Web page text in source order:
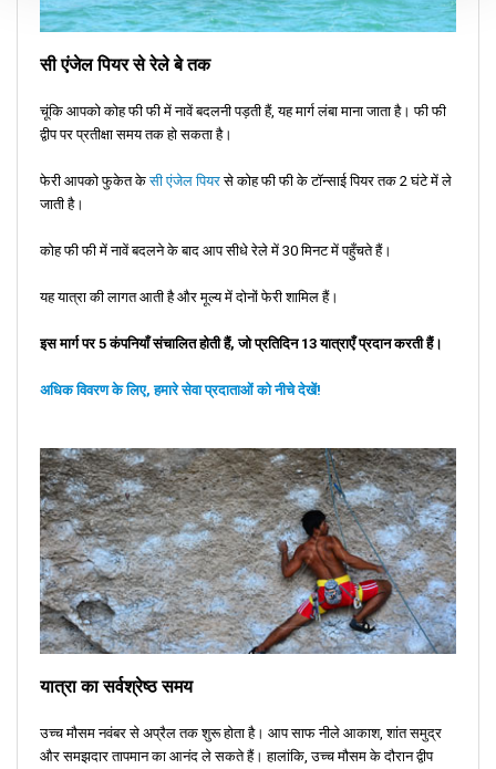
सी एंजेल पियर से रेले बे तक
चूंकि आपको कोह फी फी में नावें बदलनी पड़ती हैं, यह मार्ग लंबा माना जाता है। फी फी
द्वीप पर प्रतीक्षा समय तक हो सकता है।
फेरी आपको फुकेत केसी एंजेल पियरसे कोह फी फी के टॉन्साई पियर तक 2 घंटे में ले
जाती है।
कोह फी फी में नावें बदलने के बाद आप सीधे रेले में 30 मिनट में पहुँचते हैं।
यह यात्रा की लागत आती है और मूल्य में दोनों फेरी शामिल हैं।
इस मार्ग पर 5 कंपनियाँ संचालित होती हैं, जो प्रतिदिन 13 यात्राएँ प्रदान करती हैं।
अधिक विवरण के लिए, हमारे सेवा प्रदाताओं को नीचे देखें!
यात्रा का सर्वश्रेष्ठ समय
उच्च मौसम नवंबर से अप्रैल तक शुरू होता है। आप साफ नीले आकाश, शांत समुद्र
और समझदार तापमान का आनंद ले सकते हैं। हालांकि, उच्च मौसम के दौरान द्वीप